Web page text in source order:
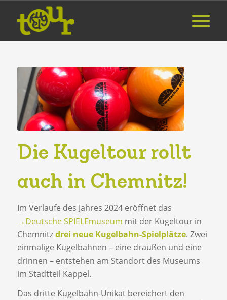
Die Kugeltour rollt
auch in Chemnitz!
Im Verlaufe des Jahres 2024 eröffnet das
→Deutsche SPIELEmuseum mit der Kugeltour in
Chemnitzdrei neue Kugelbahn-Spielplätze. Zwei
einmalige Kugelbahnen – eine draußen und eine
drinnen – entstehen am Standort des Museums
im Stadtteil Kappel.
Das dritte Kugelbahn-Unikat bereichert den